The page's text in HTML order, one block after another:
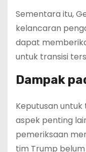
Sementara itu,
kelancaran
dapat
untuk transisi
Dampak
Keputusan
aspek penting
pemeriksaan
tim Trump